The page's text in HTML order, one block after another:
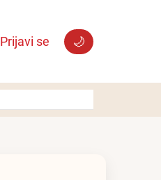
Prijavi se 🌙